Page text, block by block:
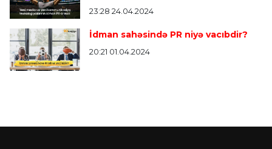
23:28 24.04.2024
İdman sahəsində PR niyə vacıbdir?
20:21 01.04.2024